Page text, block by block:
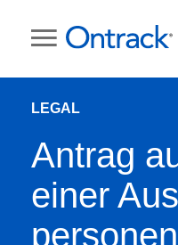
LEGAL
Antrag
einer